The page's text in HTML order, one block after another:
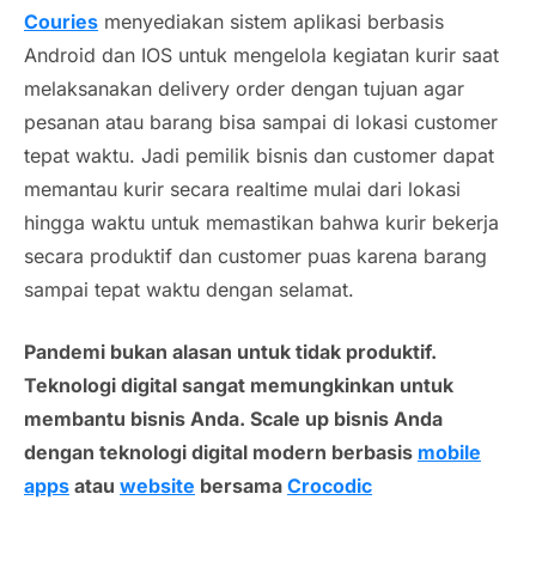
Couries menyediakan sistem aplikasi berbasis
Android dan IOS untuk mengelola kegiatan kurir saat
melaksanakan delivery order dengan tujuan agar
pesanan atau barang bisa sampai di lokasi customer
tepat waktu. Jadi pemilik bisnis dan customer dapat
memantau kurir secara realtime mulai dari lokasi
hingga waktu untuk memastikan bahwa kurir bekerja
secara produktif dan customer puas karena barang
sampai tepat waktu dengan selamat.
Pandemi bukan alasan untuk tidak produktif.
Teknologi digital sangat memungkinkan untuk
membantu bisnis Anda. Scale up bisnis Anda
dengan teknologi digital modern berbasis mobile
apps atau website bersama Crocodic